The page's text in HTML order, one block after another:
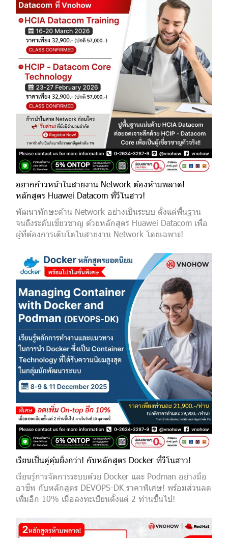
อยากก้าวหน้าในสายงาน Network ต้องห้ามพลาด!
หลักสูตร Huawei Datacom ที่วีโนฮาว!
พัฒนาทักษะด้าน Network อย่างเป็นระบบ ตั้งแต่พื้นฐาน
จนถึงระดับเชี่ยวชาญ ด้วยหลักสูตร Huawei Datacom เพื่อ
ผู้ที่ต้องการเติบโตในสายงาน Network โดยเฉพาะ!
เรียนเป็นคู่คุ้มยิ่งกว่า! กับหลักสูตร Docker ที่วีโนฮาว!
เรียนรู้การจัดการระบบด้วย Docker และ Podman อย่างมือ
อาชีพ กับหลักสูตร DEVOPS-DK ราคาพิเศษ! พร้อมส่วนลด
เพิ่มอีก 10% เมื่อลงทะเบียนตั้งแต่ 2 ท่านขึ้นไป!